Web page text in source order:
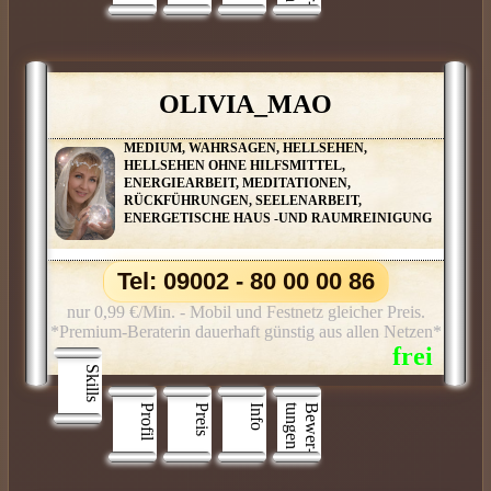
OLIVIA_MAO
MEDIUM, WAHRSAGEN, HELLSEHEN,
HELLSEHEN OHNE HILFSMITTEL,
ENERGIEARBEIT, MEDITATIONEN,
RÜCKFÜHRUNGEN, SEELENARBEIT,
ENERGETISCHE HAUS -UND RAUMREINIGUNG
Skills
Profil
Preis Info B
e
w
e
r
­
t
u
n
g
e
n
Tel: 09002 - 80 00 00 86
nur 0,99 €/Min. - Mobil und Festnetz gleicher Preis.
*Premium-Beraterin dauerhaft günstig aus allen Netzen*